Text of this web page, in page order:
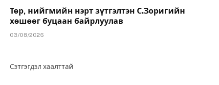
Төр, нийгмийн нэрт зүтгэлтэн С.Зоригийн
хөшөөг буцаан байрлуулав
03/08/2026
Сэтгэгдэл хаалттай